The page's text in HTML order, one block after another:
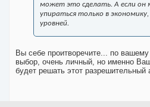
может это сделать. А если он
упираться только в
уровней.
Вы себе проитворечите... по
выбор, очень личный, но именно
будет решать этот разрешительный